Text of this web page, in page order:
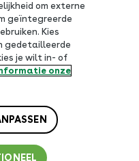
om externe
geïntegreerde
Kies
gedetailleerde
je wilt in- of
onze